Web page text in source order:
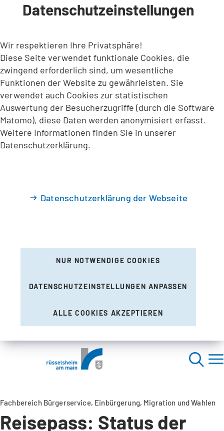
INHALT ANSPRINGEN
Datenschutzeinstellungen
Wir respektieren Ihre Privatsphäre!
Diese Seite verwendet funktionale Cookies, die
zwingend erforderlich sind, um wesentliche
Funktionen der Website zu gewährleisten. Sie
verwendet auch Cookies zur statistischen
Auswertung der Besucherzugriffe (durch die Software
Matomo), diese Daten werden anonymisiert erfasst.
Weitere Informationen finden Sie in unserer
Datenschutzerklärung.
Datenschutzerklärung der Webseite
NUR NOTWENDIGE COOKIES
DATENSCHUTZEINSTELLUNGEN ANPASSEN
ALLE COOKIES AKZEPTIEREN
Fachbereich Bürgerservice, Einbürgerung, Migration und Wahlen
Reisepass: Status der